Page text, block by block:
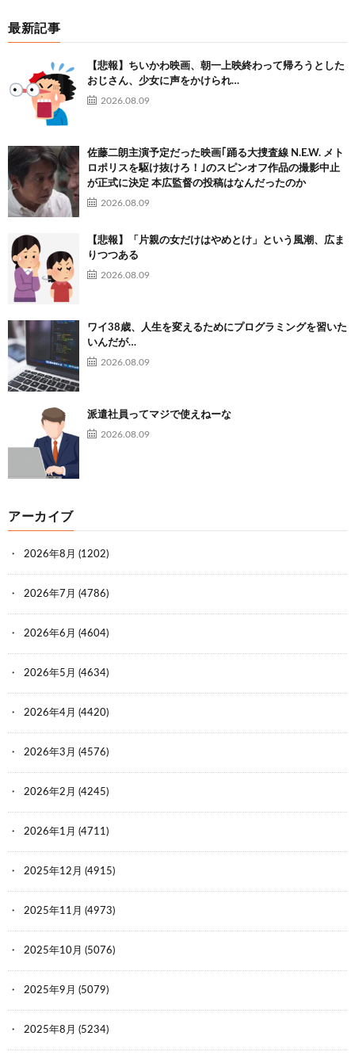
最新記事
【悲報】ちいかわ映画、朝一上映終わって帰ろうとした
おじさん、少女に声をかけられ…
2026.08.09
佐藤二朗主演予定だった映画｢踊る大捜査線 N.E.W. メト
ロポリスを駆け抜けろ！｣のスピンオフ作品の撮影中止
が正式に決定 本広監督の投稿はなんだったのか
2026.08.09
【悲報】「片親の女だけはやめとけ」という風潮、広ま
りつつある
2026.08.09
ワイ38歳、人生を変えるためにプログラミングを習いた
いんだが…
2026.08.09
派遣社員ってマジで使えねーな
2026.08.09
アーカイブ
2026年8月 (1202)
2026年7月 (4786)
2026年6月 (4604)
2026年5月 (4634)
2026年4月 (4420)
2026年3月 (4576)
2026年2月 (4245)
2026年1月 (4711)
2025年12月 (4915)
2025年11月 (4973)
2025年10月 (5076)
2025年9月 (5079)
2025年8月 (5234)